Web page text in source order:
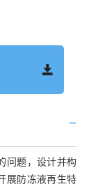
问题，设计并构
展防冻液再生特